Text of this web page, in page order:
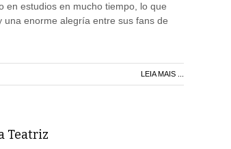
en estudios en mucho tiempo, lo que
enorme alegría entre sus fans de
LEIA MAIS ...
Teatriz